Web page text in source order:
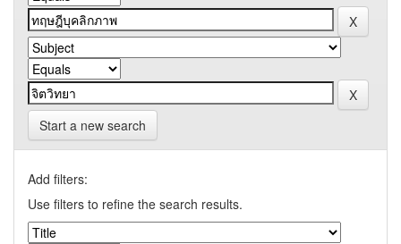
Start a new search
Add filters:
Use filters to refine the search results.